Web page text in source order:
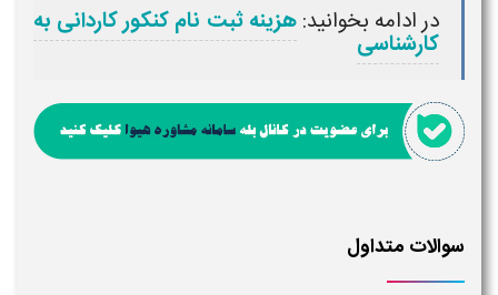
در ادامه بخوانید:هزینه ثبت نام کنکور کاردانی به
کارشناسی
سوالات متداول